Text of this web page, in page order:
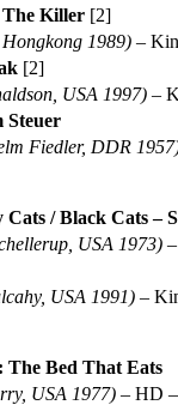
The Killer [2]
1989) –
[2]
USA 1997) –
Steuer
Fiedler, DDR
Cats / Black Cats –
USA 1973)
USA 1991) –
The Bed That Eats
USA 1977) – HD